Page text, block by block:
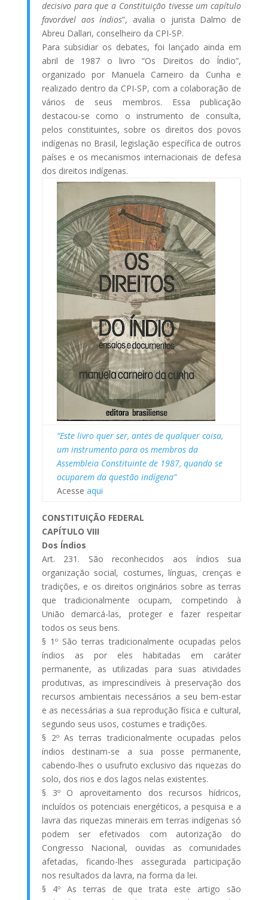
decisivo para que a Constituição tivesse um capítulo
favorável aos índios”, avalia o jurista Dalmo de
Abreu Dallari, conselheiro da CPI-SP.
Para subsidiar os debates, foi lançado ainda em
abril de 1987 o livro “Os Direitos do Índio”,
organizado por Manuela Carneiro da Cunha e
realizado dentro da CPI-SP, com a colaboração de
vários de seus membros. Essa publicação
destacou-se como o instrumento de consulta,
pelos constituintes, sobre os direitos dos povos
indígenas no Brasil, legislação específica de outros
países e os mecanismos internacionais de defesa
dos direitos indígenas.
“Este livro quer ser, antes de qualquer coisa,
um instrumento para os membros da
Assembleia Constituinte de 1987, quando se
ocuparem da questão indígena”
Acesse aqui
CONSTITUIÇÃO FEDERAL
CAPÍTULO VIII
Dos Índios
Art. 231. São reconhecidos aos índios sua
organização social, costumes, línguas, crenças e
tradições, e os direitos originários sobre as terras
que tradicionalmente ocupam, competindo à
União demarcá-las, proteger e fazer respeitar
todos os seus bens.
§ 1º São terras tradicionalmente ocupadas pelos
índios as por eles habitadas em caráter
permanente, as utilizadas para suas atividades
produtivas, as imprescindíveis à preservação dos
recursos ambientais necessários a seu bem-estar
e as necessárias a sua reprodução física e cultural,
segundo seus usos, costumes e tradições.
§ 2º As terras tradicionalmente ocupadas pelos
índios destinam-se a sua posse permanente,
cabendo-lhes o usufruto exclusivo das riquezas do
solo, dos rios e dos lagos nelas existentes.
§ 3º O aproveitamento dos recursos hídricos,
incluídos os potenciais energéticos, a pesquisa e a
lavra das riquezas minerais em terras indígenas só
podem ser efetivados com autorização do
Congresso Nacional, ouvidas as comunidades
afetadas, ficando-lhes assegurada participação
nos resultados da lavra, na forma da lei.
§ 4º As terras de que trata este artigo são